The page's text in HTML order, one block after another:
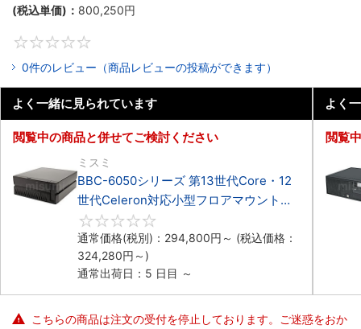
(税込単価)： 800,250円
0件のレビュー（商品レビューの投稿ができます）
よく一緒に見られています
閲覧中の商品と併せてご検討ください
ミスミ
BBC-6050シリーズ 第13世代Core・12
世代Celeron対応小型フロアマウント
3PCIe
通常価格(税別)： 294,800円 ～ (税込価格：
324,280円 ～)
通常出荷日：5 日目 ～
よく
閲覧
こちらの商品は注文の受付を停止しております。ご迷惑をおか